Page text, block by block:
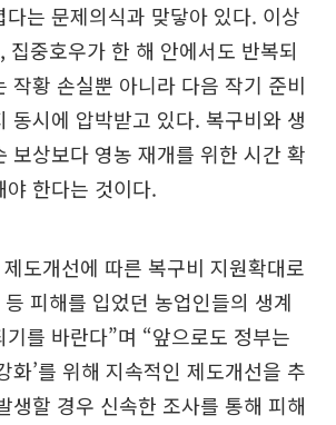
다는 문제의식과 맞닿아 있다. 이상
집중호우가 한 해 안에서도 반복되
작황 손실뿐 아니라 다음 작기 준비
동시에 압박받고 있다. 복구비와 생
보상보다 영농 재개를 위한 시간 확
한다는 것이다.
도개선에 따른 복구비 지원확대로
피해를 입었던 농업인들의 생계
를 바란다”며 “앞으로도 정부는
화’를 위해 지속적인 제도개선을 추
생할 경우 신속한 조사를 통해 피해